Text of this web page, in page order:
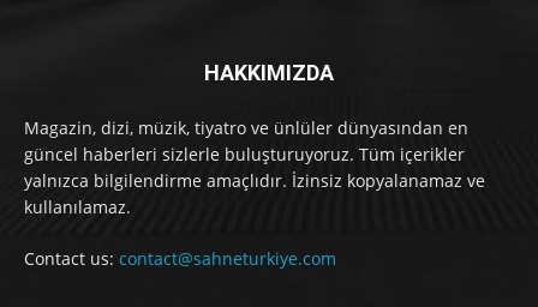
HAKKIMIZDA
Magazin, dizi, müzik, tiyatro ve ünlüler dünyasından en
güncel haberleri sizlerle buluşturuyoruz. Tüm içerikler
yalnızca bilgilendirme amaçlıdır. İzinsiz kopyalanamaz ve
kullanılamaz.
Contact us: contact@sahneturkiye.com